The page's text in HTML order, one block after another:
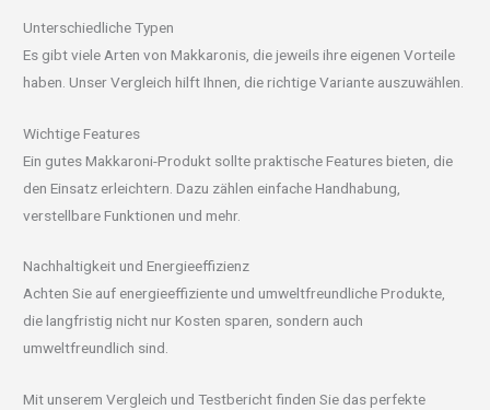
Unterschiedliche Typen
Es gibt viele Arten von Makkaronis, die jeweils ihre eigenen Vorteile
haben. Unser Vergleich hilft Ihnen, die richtige Variante auszuwählen.
Wichtige Features
Ein gutes Makkaroni-Produkt sollte praktische Features bieten, die
den Einsatz erleichtern. Dazu zählen einfache Handhabung,
verstellbare Funktionen und mehr.
Nachhaltigkeit und Energieeffizienz
Achten Sie auf energieeffiziente und umweltfreundliche Produkte,
die langfristig nicht nur Kosten sparen, sondern auch
umweltfreundlich sind.
Mit unserem Vergleich und Testbericht finden Sie das perfekte